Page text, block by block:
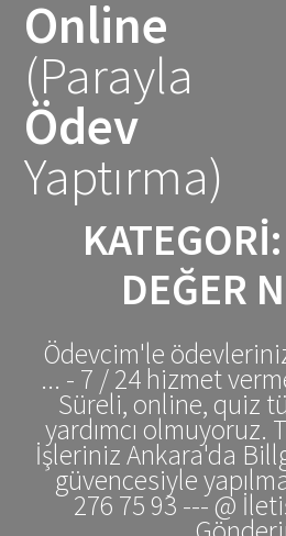
Online
(Parayla
Ödev
Yaptırma)
KATEGORI:
DEĞER
Ödevcim'le
... - 7 / 24 hizmet
Süreli, online, quiz
yardımcı olmuyoruz.
İşleriniz Ankara'da
güvencesiyle
276 75 93 --- @